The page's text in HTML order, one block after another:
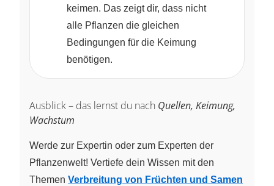
keimen. Das zeigt dir, dass nicht
alle Pflanzen die gleichen
Bedingungen für die Keimung
benötigen.
Ausblick – das lernst du nach Quellen, Keimung,
Wachstum
Werde zur Expertin oder zum Experten der
Pflanzenwelt! Vertiefe dein Wissen mit den
Themen Verbreitung von Früchten und Samen